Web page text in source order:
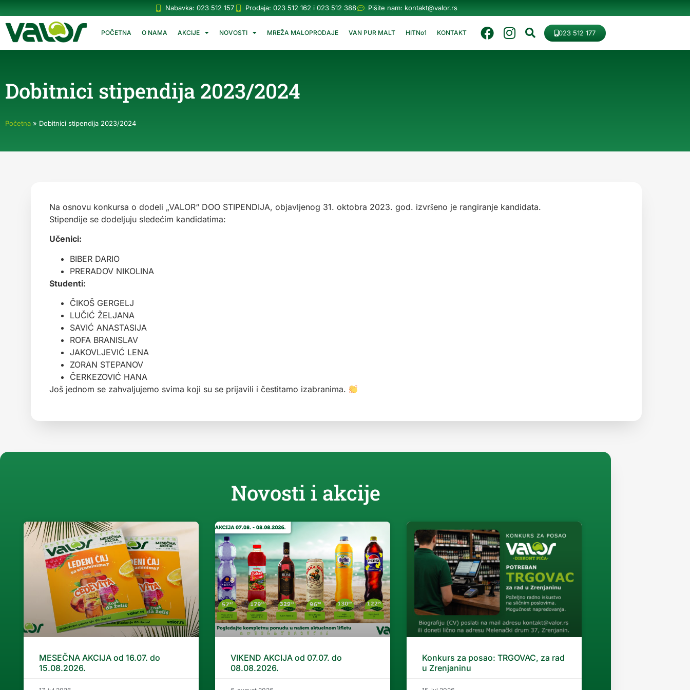
Nabavka: 023 512 157 Prodaja: 023 512 162 i 023 512 388 Pišite nam: kontakt@valor.rs
POČETNA O NAMA AKCIJE NOVOSTI MREŽA MALOPRODAJE VAN PUR MALT HITNo1 KONTAKT 023 512 177
Dobitnici stipendija 2023/2024
Početna » Dobitnici stipendija 2023/2024
Na osnovu konkursa o dodeli „VALOR“ DOO STIPENDIJA, objavljenog 31. oktobra 2023. god. izvršeno je rangiranje kandidata.
Stipendije se dodeljuju sledećim kandidatima:
Učenici:
BIBER DARIO
PRERADOV NIKOLINA
Studenti:
ČIKOŠ GERGELJ
LUČIĆ ŽELJANA
SAVIĆ ANASTASIJA
ROFA BRANISLAV
JAKOVLJEVIĆ LENA
ZORAN STEPANOV
ČERKEZOVIĆ HANA
Još jednom se zahvaljujemo svima koji su se prijavili i čestitamo izabranima.
Novosti i akcije
MESEČNA AKCIJA od 16.07. do
15.08.2026.
VIKEND AKCIJA od 07.07. do
08.08.2026.
Konkurs za posao: TRGOVAC, za rad
u Zrenjaninu